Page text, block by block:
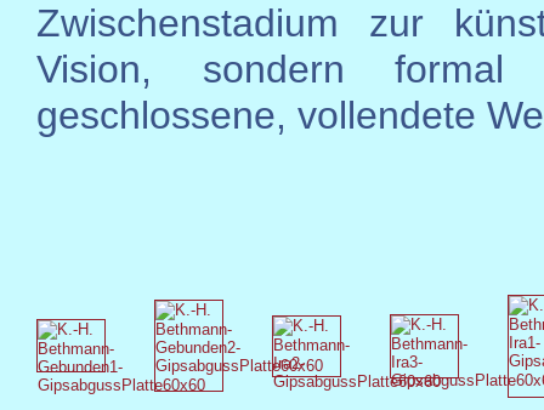
Zwischenstadium zur
Vision, sondern
geschlossene, vollendete